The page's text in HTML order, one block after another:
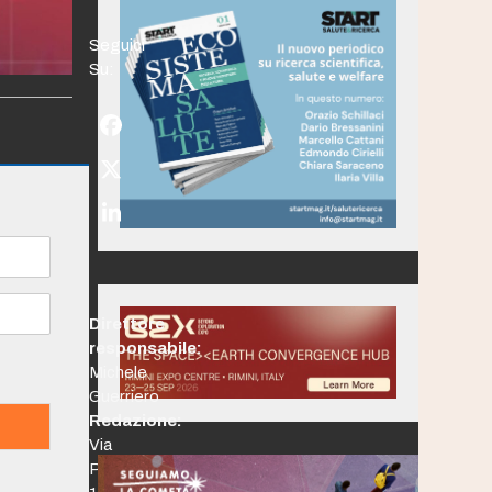
Seguici
Su:
Facebook
Twitter
(deprecated)
LinkedIn
Direttore
responsabile:
Michele
Guerriero
Redazione:
Via
Po,